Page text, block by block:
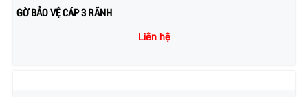
GỜ BẢO VỆ CÁP 3 RÃNH
Liên hệ